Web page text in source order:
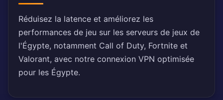
Réduisez la latence et améliorez les
performances de jeu sur les serveurs de jeux de
l'Égypte, notamment Call of Duty, Fortnite et
Valorant, avec notre connexion VPN optimisée
pour les Égypte.